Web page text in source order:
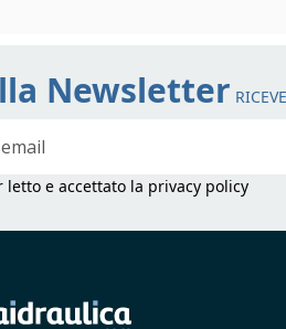
Newsletter
e accettato la privacy policy